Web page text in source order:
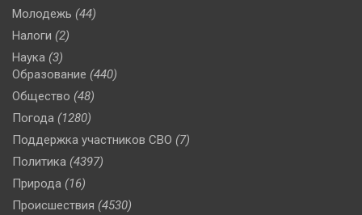
Молодежь (44)
Налоги (2)
Наука (3)
Образование (440)
Общество (48)
Погода (1280)
Поддержка участников СВО (7)
Политика (4397)
Природа (16)
Происшествия (4530)